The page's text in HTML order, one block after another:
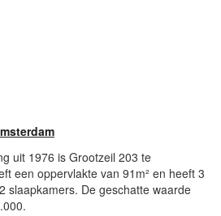
uit 1976 is Grootzeil 203 te
een oppervlakte van 91m² en heeft 3
slaapkamers. De geschatte waarde